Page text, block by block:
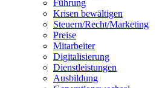
Führung
Krisen bewältigen
Steuern/Recht/Marketing
Preise
Mitarbeiter
Digitalisierung
Dienstleistungen
Ausbildung